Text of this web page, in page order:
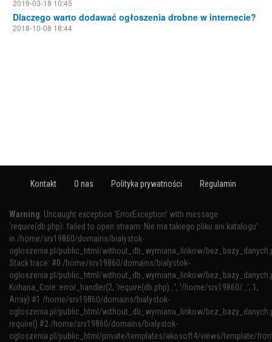
2019-03-18 10:45
Dlaczego warto dodawać ogłoszenia drobne w internecie?
2018-10-08 18:44
Kontakt O nas Polityka prywatności Regulamin
Warning: Uncaught exception 'ErrorException' with message
'require(db.php): failed to open stream: Nie ma takiego pliku ani katalogu'
in /home/srv19860/domains/bialystok-
ogloszenia.pl/public_html/without_db_wymiana_linkow/
Stack trace: #0 /home/srv19860/domains/bialystok-
ogloszenia.pl/public_html/without_db_wymiana_linkow/
Kohana_Core::error_handler(2, 'require(db.php)...', '/home/srv19860/...', 1,
Array) #1 /home/srv19860/domains/bialystok-
ogloszenia.pl/public_html/without_db_wymiana_linkow/
require() #2 /home/srv19860/domains/bialystok-
ogloszenia.pl/public_html/private/templates/akosoft4/views/template/